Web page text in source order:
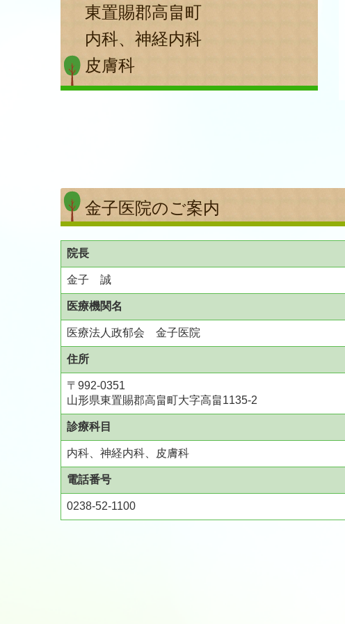
東置賜郡高畠町
内科、神経内科
皮膚科
金子医院のご案内
院長
金子 誠
医療機関名
医療法人政郁会 金子医院
住所
〒992-0351
山形県東置賜郡高畠町大字高畠1135-2
診療科目
内科、神経内科、皮膚科
電話番号
0238-52-1100